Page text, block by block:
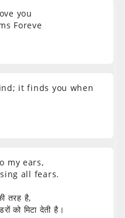
you
Foreve
it finds you when
my ears,
all fears.
तरह है,
को मिटा देती है।